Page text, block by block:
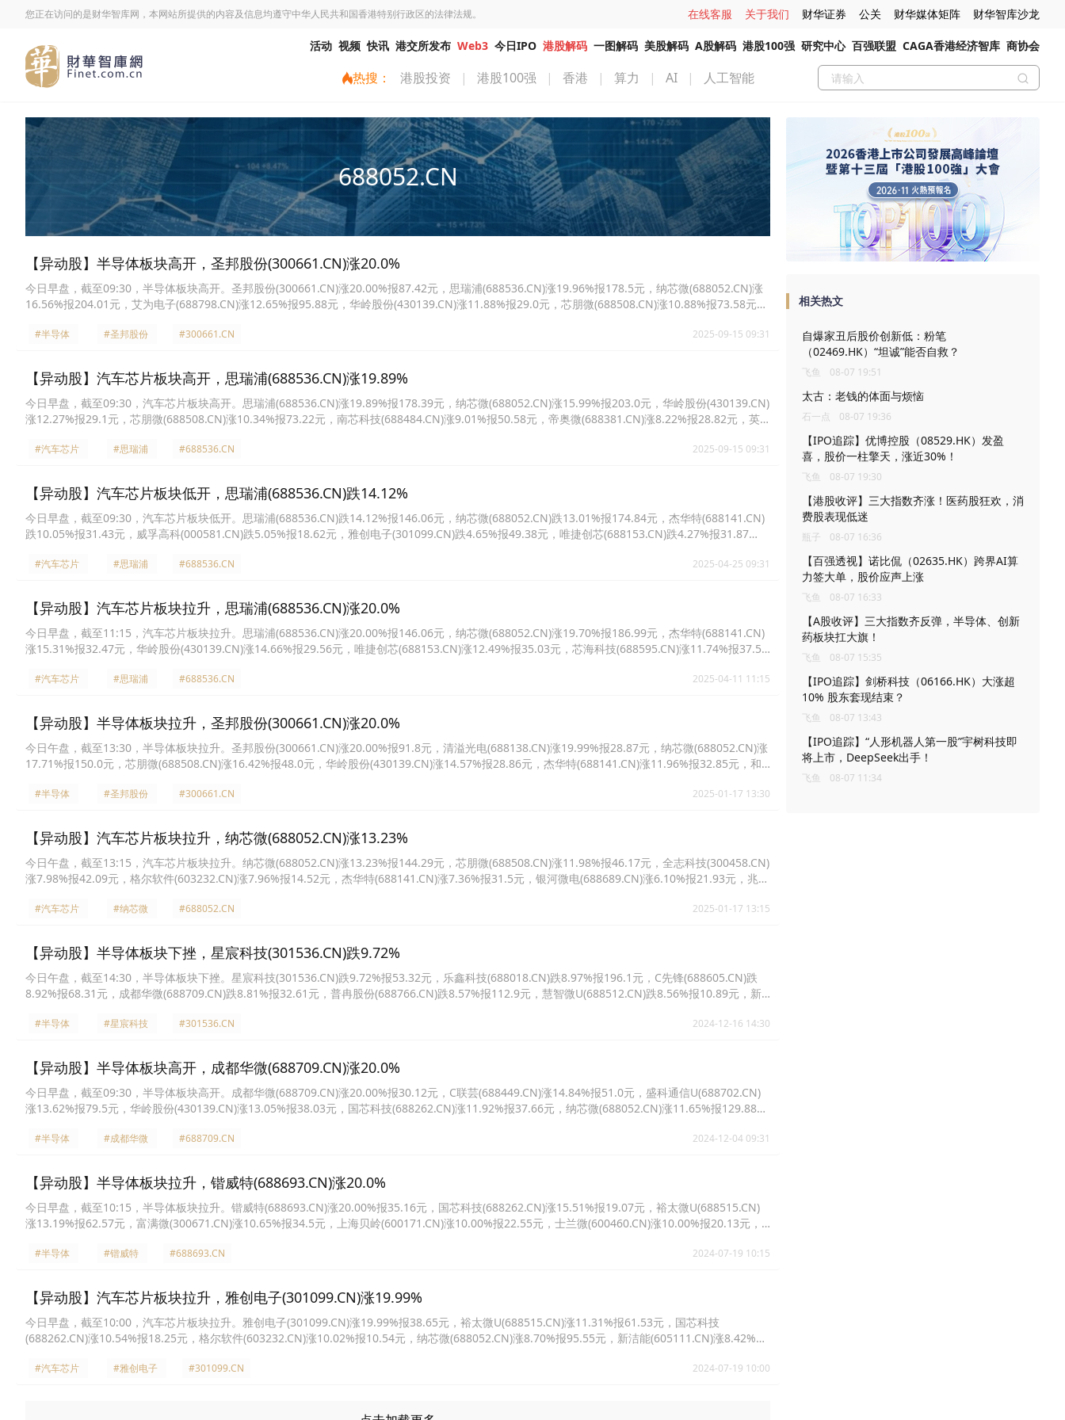
您正在访问的是财华智库网，本网站所提供的内容及信息均遵守中华人民共和国香港特别行政区的法律法规。 在线客服 关于我们 财华证券 公关 财华媒体矩阵 财华智库沙龙
活动 视频 快讯 港交所发布 Web3 今日IPO 港股解码 一图解码 美股解码 A股解码 港股100强 研究中心 百强联盟 CAGA香港经济智库 商协会
热搜： 港股投资 | 港股100强 | 香港 | 算力 | AI | 人工智能
688052.CN
【异动股】半导体板块高开，圣邦股份(300661.CN)涨20.0%
今日早盘，截至09:30，半导体板块高开。圣邦股份(300661.CN)涨20.00%报87.42元，思瑞浦(688536.CN)涨19.96%报178.5元，纳芯微(688052.CN)涨
16.56%报204.01元，艾为电子(688798.CN)涨12.65%报95.88元，华岭股份(430139.CN)涨11.88%报29.0元，芯朋微(688508.CN)涨10.88%报73.58元，
#半导体 #圣邦股份 #300661.CN 2025-09-15 09:31
【异动股】汽车芯片板块高开，思瑞浦(688536.CN)涨19.89%
今日早盘，截至09:30，汽车芯片板块高开。思瑞浦(688536.CN)涨19.89%报178.39元，纳芯微(688052.CN)涨15.99%报203.0元，华岭股份(430139.CN)
涨12.27%报29.1元，芯朋微(688508.CN)涨10.34%报73.22元，南芯科技(688484.CN)涨9.01%报50.58元，帝奥微(688381.CN)涨8.22%报28.82元，英
#汽车芯片 #思瑞浦 #688536.CN 2025-09-15 09:31
【异动股】汽车芯片板块低开，思瑞浦(688536.CN)跌14.12%
今日早盘，截至09:30，汽车芯片板块低开。思瑞浦(688536.CN)跌14.12%报146.06元，纳芯微(688052.CN)跌13.01%报174.84元，杰华特(688141.CN)
跌10.05%报31.43元，威孚高科(000581.CN)跌5.05%报18.62元，雅创电子(301099.CN)跌4.65%报49.38元，唯捷创芯(688153.CN)跌4.27%报31.87
#汽车芯片 #思瑞浦 #688536.CN 2025-04-25 09:31
【异动股】汽车芯片板块拉升，思瑞浦(688536.CN)涨20.0%
今日早盘，截至11:15，汽车芯片板块拉升。思瑞浦(688536.CN)涨20.00%报146.06元，纳芯微(688052.CN)涨19.70%报186.99元，杰华特(688141.CN)
涨15.31%报32.47元，华岭股份(430139.CN)涨14.66%报29.56元，唯捷创芯(688153.CN)涨12.49%报35.03元，芯海科技(688595.CN)涨11.74%报37.5
#汽车芯片 #思瑞浦 #688536.CN 2025-04-11 11:15
【异动股】半导体板块拉升，圣邦股份(300661.CN)涨20.0%
今日午盘，截至13:30，半导体板块拉升。圣邦股份(300661.CN)涨20.00%报91.8元，清溢光电(688138.CN)涨19.99%报28.87元，纳芯微(688052.CN)涨
17.71%报150.0元，芯朋微(688508.CN)涨16.42%报48.0元，华岭股份(430139.CN)涨14.57%报28.86元，杰华特(688141.CN)涨11.96%报32.85元，和
#半导体 #圣邦股份 #300661.CN 2025-01-17 13:30
【异动股】汽车芯片板块拉升，纳芯微(688052.CN)涨13.23%
今日午盘，截至13:15，汽车芯片板块拉升。纳芯微(688052.CN)涨13.23%报144.29元，芯朋微(688508.CN)涨11.98%报46.17元，全志科技(300458.CN)
涨7.98%报42.09元，格尔软件(603232.CN)涨7.96%报14.52元，杰华特(688141.CN)涨7.36%报31.5元，银河微电(688689.CN)涨6.10%报21.93元，兆易
#汽车芯片 #纳芯微 #688052.CN 2025-01-17 13:15
【异动股】半导体板块下挫，星宸科技(301536.CN)跌9.72%
今日午盘，截至14:30，半导体板块下挫。星宸科技(301536.CN)跌9.72%报53.32元，乐鑫科技(688018.CN)跌8.97%报196.1元，C先锋(688605.CN)跌
8.92%报68.31元，成都华微(688709.CN)跌8.81%报32.61元，普冉股份(688766.CN)跌8.57%报112.9元，慧智微U(688512.CN)跌8.56%报10.89元，新
#半导体 #星宸科技 #301536.CN 2024-12-16 14:30
【异动股】半导体板块高开，成都华微(688709.CN)涨20.0%
今日早盘，截至09:30，半导体板块高开。成都华微(688709.CN)涨20.00%报30.12元，C联芸(688449.CN)涨14.84%报51.0元，盛科通信U(688702.CN)
涨13.62%报79.5元，华岭股份(430139.CN)涨13.05%报38.03元，国芯科技(688262.CN)涨11.92%报37.66元，纳芯微(688052.CN)涨11.65%报129.88
#半导体 #成都华微 #688709.CN 2024-12-04 09:31
【异动股】半导体板块拉升，锴威特(688693.CN)涨20.0%
今日早盘，截至10:15，半导体板块拉升。锴威特(688693.CN)涨20.00%报35.16元，国芯科技(688262.CN)涨15.51%报19.07元，裕太微U(688515.CN)
涨13.19%报62.57元，富满微(300671.CN)涨10.65%报34.5元，上海贝岭(600171.CN)涨10.00%报22.55元，士兰微(600460.CN)涨10.00%报20.13元，
#半导体 #锴威特 #688693.CN 2024-07-19 10:15
【异动股】汽车芯片板块拉升，雅创电子(301099.CN)涨19.99%
今日早盘，截至10:00，汽车芯片板块拉升。雅创电子(301099.CN)涨19.99%报38.65元，裕太微U(688515.CN)涨11.31%报61.53元，国芯科技
(688262.CN)涨10.54%报18.25元，格尔软件(603232.CN)涨10.02%报10.54元，纳芯微(688052.CN)涨8.70%报95.55元，新洁能(605111.CN)涨8.42%报
#汽车芯片 #雅创电子 #301099.CN 2024-07-19 10:00
相关热文
自爆家丑后股价创新低：粉笔
（02469.HK）“坦诚”能否自救？
飞鱼 08-07 19:51
太古：老钱的体面与烦恼
石一点 08-07 19:36
【IPO追踪】优博控股（08529.HK）发盈
喜，股价一柱擎天，涨近30%！
飞鱼 08-07 19:30
【港股收评】三大指数齐涨！医药股狂欢，消
费股表现低迷
瓶子 08-07 16:36
【百强透视】诺比侃（02635.HK）跨界AI算
力签大单，股价应声上涨
飞鱼 08-07 16:33
【A股收评】三大指数齐反弹，半导体、创新
药板块扛大旗！
飞鱼 08-07 15:35
【IPO追踪】剑桥科技（06166.HK）大涨超
10% 股东套现结束？
飞鱼 08-07 13:43
【IPO追踪】“人形机器人第一股”宇树科技即
将上市，DeepSeek出手！
飞鱼 08-07 11:34